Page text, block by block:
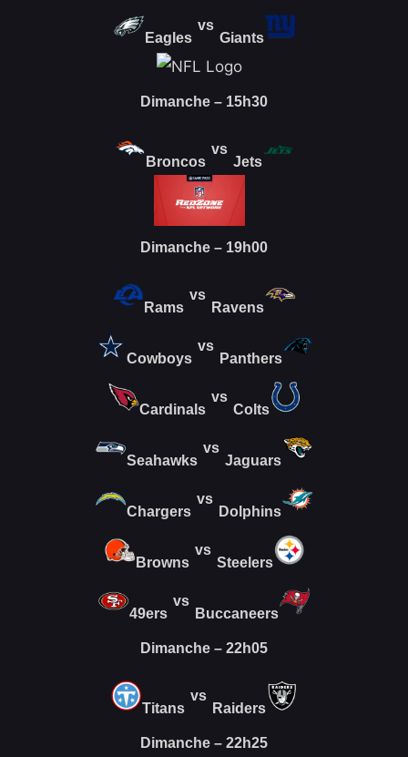
Eagles
vs
Giants
Dimanche – 15h30
Broncos
vs
Jets
Dimanche – 19h00
Rams
vs
Ravens
Cowboys
vs
Panthers
Cardinals
vs
Colts
Seahawks
vs
Jaguars
Chargers
vs
Dolphins
Browns
vs
Steelers
49ers
vs
Buccaneers
Dimanche – 22h05
Titans
vs
Raiders
Dimanche – 22h25